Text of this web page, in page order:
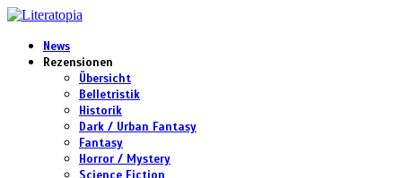
News
Rezensionen
Übersicht
Belletristik
Historik
Dark / Urban Fantasy
Fantasy
Horror / Mystery